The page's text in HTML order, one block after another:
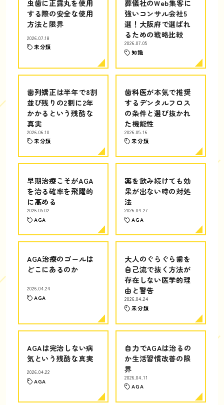
虫歯に正露丸を使用
する際の安全な使用
方法と限界
2026.07.18
未分類
葬儀社のWeb集客に
強いコンサル会社5
選！大阪府で選ばれ
るための戦略比較
2026.07.05
知識
歯列矯正は半年で8割
並び残りの2割に2年
かかるという残酷な
真実
2026.06.10
未分類
歯科医が本気で推奨
するデンタルフロス
の条件と選び抜かれ
た機能性
2026.05.16
未分類
早期治療こそがAGA
を治る確率を飛躍的
に高める
2026.05.02
AGA
薬を飲み続けても効
果が出ない時の対処
法
2026.04.27
AGA
AGA治療のゴールは
どこにあるのか
2026.04.24
AGA
大人のぐらぐら歯を
自己流で抜く方法が
存在しない医学的理
由と警告
2026.04.24
未分類
AGAは完治しない病
気という残酷な真実
2026.04.22
AGA
自力でAGAは治るの
か生活習慣改善の限
界
2026.04.11
AGA